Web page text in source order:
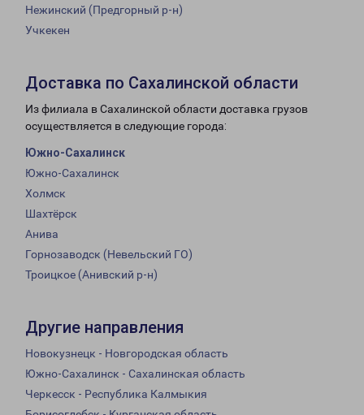
Нежинский (Предгорный р-н)
Учкекен
Доставка по Сахалинской области
Из филиала в Сахалинской области доставка грузов
осуществляется в следующие города:
Южно-Сахалинск
Южно-Сахалинск
Холмск
Шахтёрск
Анива
Горнозаводск (Невельский ГО)
Троицкое (Анивский р-н)
Другие направления
Новокузнецк - Новгородская область
Южно-Сахалинск - Сахалинская область
Черкесск - Республика Калмыкия